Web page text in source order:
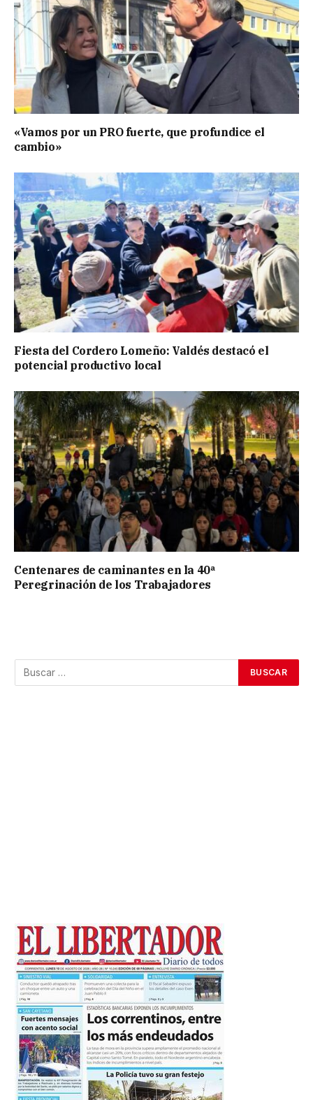
«Vamos por un PRO fuerte, que profundice el
cambio»
Fiesta del Cordero Lomeño: Valdés destacó el
potencial productivo local
Centenares de caminantes en la 40ª
Peregrinación de los Trabajadores